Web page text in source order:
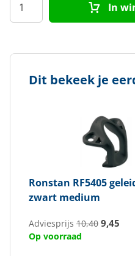
In
Dit bekeek je
Ronstan RF5405
zwart medium
Adviesprijs 10,40 9,45
Op voorraad